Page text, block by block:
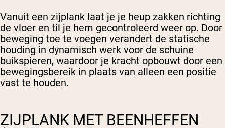
Vanuit een zijplank laat je je heup zakken richting
de vloer en til je hem gecontroleerd weer op. Door
beweging toe te voegen verandert de statische
houding in dynamisch werk voor de schuine
buikspieren, waardoor je kracht opbouwt door een
bewegingsbereik in plaats van alleen een positie
vast te houden.
ZIJPLANK MET BEENHEFFEN